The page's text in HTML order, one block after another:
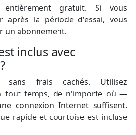
entièrement gratuit. Si vous
après la période d'essai, vous
un abonnement.
inclus avec
frais cachés. Utilisez
tout temps, de n'importe où —
connexion Internet suffisent.
rapide et courtoise est incluse